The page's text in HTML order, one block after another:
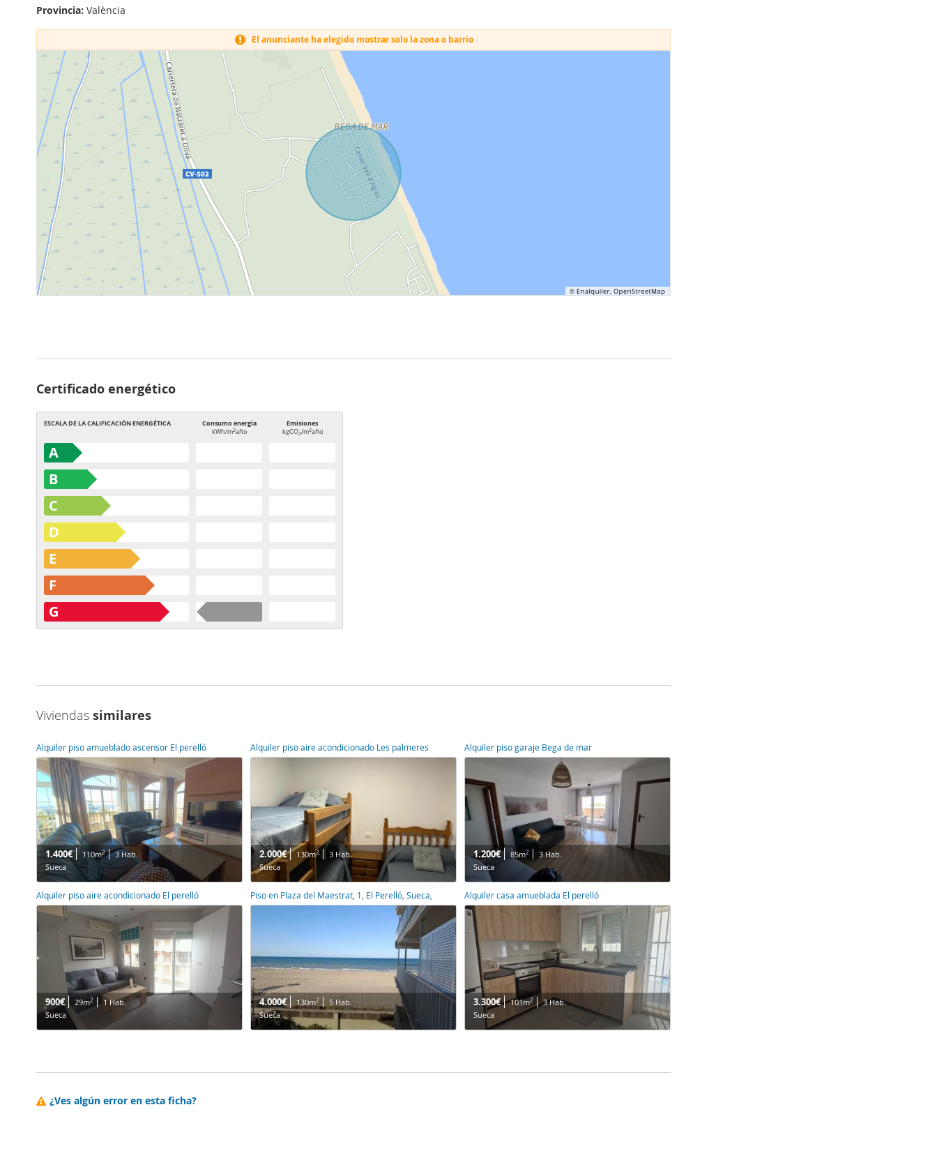
Provincia: València
El anunciante ha elegido mostrar solo la zona o barrio
Certificado energético
ESCALA DE LA CALIFICACIÓN ENERGÉTICA Consumo energía
kWh/m2año
Emisiones
kgCO2/m2año
A
B
C
D
E
F
G
Viviendas similares
Alquiler piso amueblado ascensor El perelló
1.400€ 110m2
3 Hab.
Sueca
Alquiler piso aire acondicionado Les palmeres
2.000€ 130m2
3 Hab.
Sueca
Alquiler piso garaje Bega de mar
1.200€ 85m2
3 Hab.
Sueca
Alquiler piso aire acondicionado El perelló
900€ 29m2
1 Hab.
Sueca
Piso en Plaza del Maestrat, 1, El Perelló, Sueca,
4.000€ 130m2
5 Hab.
Sueca
Alquiler casa amueblada El perelló
3.300€ 101m2
3 Hab.
Sueca
¿Ves algún error en esta ficha?